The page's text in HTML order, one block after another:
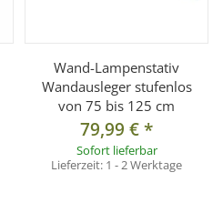
Wand-Lampenstativ
Wandausleger stufenlos
von 75 bis 125 cm
79,99 €*
Sofort lieferbar
Lieferzeit: 1 - 2 Werktage